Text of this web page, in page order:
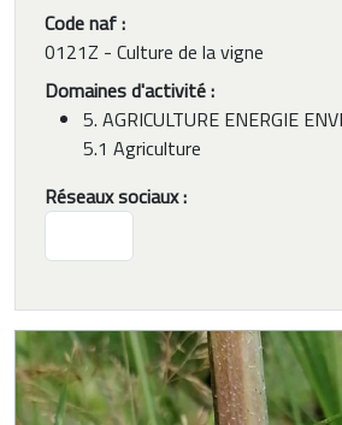
Code naf :
0121Z - Culture de la vigne
Domaines d'activité :
5. AGRICULTURE ENERGIE
5.1 Agriculture
Réseaux sociaux :